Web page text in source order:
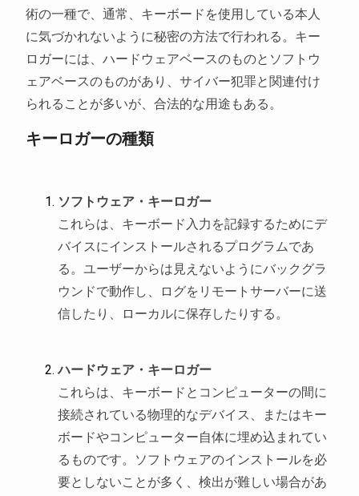
術の一種で、通常、キーボードを使用している本人
に気づかれないように秘密の方法で行われる。キー
ロガーには、ハードウェアベースのものとソフトウ
ェアベースのものがあり、サイバー犯罪と関連付け
られることが多いが、合法的な用途もある。
キーロガーの種類
ソフトウェア・キーロガー
これらは、キーボード入力を記録するためにデ
バイスにインストールされるプログラムであ
る。ユーザーからは見えないようにバックグラ
ウンドで動作し、ログをリモートサーバーに送
信したり、ローカルに保存したりする。
ハードウェア・キーロガー
これらは、キーボードとコンピューターの間に
接続されている物理的なデバイス、またはキー
ボードやコンピューター自体に埋め込まれてい
るものです。ソフトウェアのインストールを必
要としないことが多く、検出が難しい場合があ